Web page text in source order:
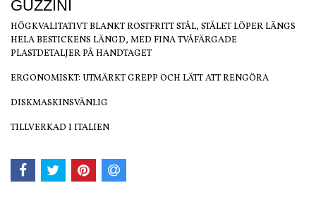
GUZZINI
HÖGKVALITATIVT BLANKT ROSTFRITT STÅL, STÅLET LÖPER LÄNGS
HELA BESTICKENS LÄNGD, MED FINA TVÅFÄRGADE
PLASTDETALJER PÅ HANDTAGET
ERGONOMISKT: UTMÄRKT GREPP OCH LÄTT ATT RENGÖRA
DISKMASKINSVÄNLIG
TILLVERKAD I ITALIEN